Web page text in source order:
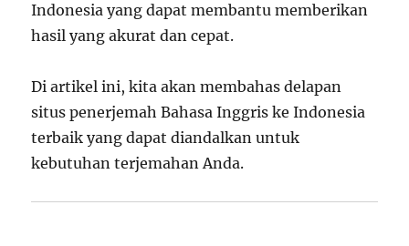
Indonesia yang dapat membantu memberikan
hasil yang akurat dan cepat.
Di artikel ini, kita akan membahas delapan
situs penerjemah Bahasa Inggris ke Indonesia
terbaik yang dapat diandalkan untuk
kebutuhan terjemahan Anda.